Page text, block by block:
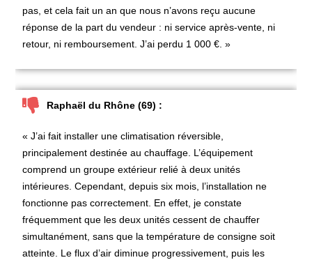
pas, et cela fait un an que nous n’avons reçu aucune
réponse de la part du vendeur : ni service après-vente, ni
retour, ni remboursement. J’ai perdu 1 000 €. »
Raphaël du Rhône (69) :
« J’ai fait installer une climatisation réversible,
principalement destinée au chauffage. L’équipement
comprend un groupe extérieur relié à deux unités
intérieures. Cependant, depuis six mois, l’installation ne
fonctionne pas correctement. En effet, je constate
fréquemment que les deux unités cessent de chauffer
simultanément, sans que la température de consigne soit
atteinte. Le flux d’air diminue progressivement, puis les